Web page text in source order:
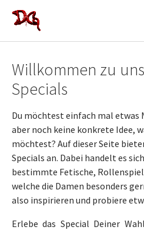
Zum Hauptinhalt springen
Willkommen zu
Specials
Du möchtest einfach mal etwas
aber noch keine konkrete Idee,
möchtest? Auf dieser Seite
Specials an. Dabei handelt es
bestimmte Fetische,
welche die Damen besonders
also inspirieren und probiere
Erlebe das Special Deiner